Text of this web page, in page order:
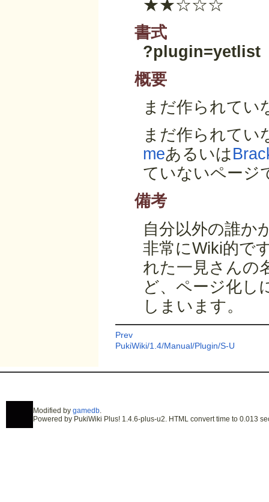
★★☆☆☆
書式
?plugin=yetlist
概要
まだ作られてい
まだ作られてい
meあるいは
ていないページ
備考
自分以外の誰か
非常にWiki的で
れた一見さんの
ど、ページ化し
しまいます。
Prev
PukiWiki/1.4/Manual/Plugin/S-U
Modified by gamedb.
Powered by PukiWiki Plus! 1.4.6-plus-u2. HTML convert time to 0.013